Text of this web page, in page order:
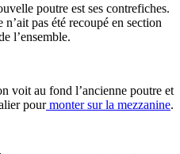
poutre est ses contrefiches.
pas été recoupé en section
l’ensemble.
voit au fond l’ancienne poutre et
pourmonter sur la mezzanine.